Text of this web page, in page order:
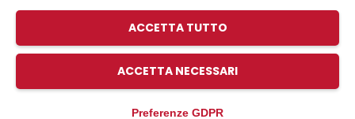
© 2026, Legacoop Umbria, CF 80009970544
ACCETTA TUTTO
ACCETTA NECESSARI
Preferenze GDPR